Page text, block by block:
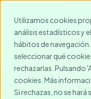
Utilizamos cookies
análisis estadísticos y
hábitos de
seleccionar qué
rechazarlas. Pulsando
cookies. Más
Si rechazas, no se
Alquiler
Bilbao